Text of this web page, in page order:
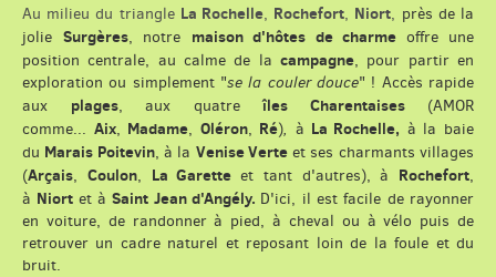
Au milieu du triangle La Rochelle, Rochefort, Niort, près de la
jolie Surgères, notre maison d'hôtes de charme offre une
position centrale, au calme de la campagne, pour partir en
exploration ou simplement "se la couler douce" ! Accès rapide
aux plages, aux quatreîles Charentaises(AMOR
comme... Aix, Madame, Oléron, Ré), à La Rochelle, à la baie
du Marais Poitevin, à la Venise Verteet ses charmants villages
(Arçais, Coulon, La Garette et tant d'autres), à Rochefort,
à Niort et àSaint Jean d'Angély. D'ici, il est facile de rayonner
en voiture, de randonner à pied, à cheval ou à vélo puis de
retrouver un cadre naturel et reposant loin de la foule et du
bruit.